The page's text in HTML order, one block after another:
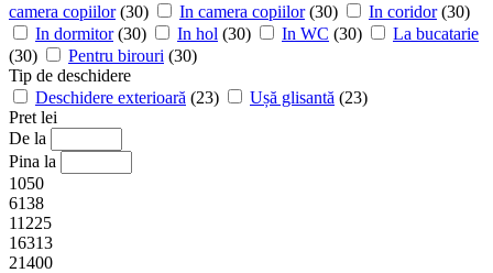
camera copiilor (30) In camera copiilor (30) In coridor (30)
In dormitor (30) In hol (30) In WC (30)
La bucatarie
(30)
Pentru birouri (30)
Tip de deschidere
Deschidere exterioară (23) Ușă glisantă (23)
Pret lei
De la
Pina la
1050
6138
11225
16313
21400